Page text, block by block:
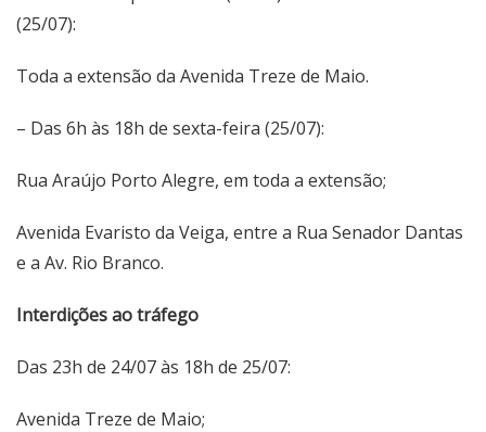
(25/07):
Toda a extensão da Avenida Treze de Maio.
– Das 6h às 18h de sexta-feira (25/07):
Rua Araújo Porto Alegre, em toda a extensão;
Avenida Evaristo da Veiga, entre a Rua Senador Dantas
e a Av. Rio Branco.
Interdições ao tráfego
Das 23h de 24/07 às 18h de 25/07:
Avenida Treze de Maio;